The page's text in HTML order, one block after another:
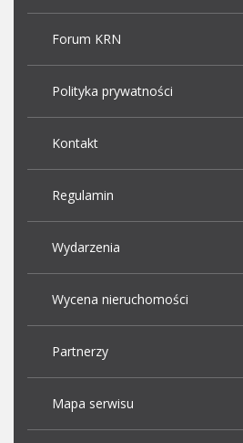
Forum KRN
Polityka prywatności
Kontakt
Regulamin
Wydarzenia
Wycena nieruchomości
Partnerzy
Mapa serwisu